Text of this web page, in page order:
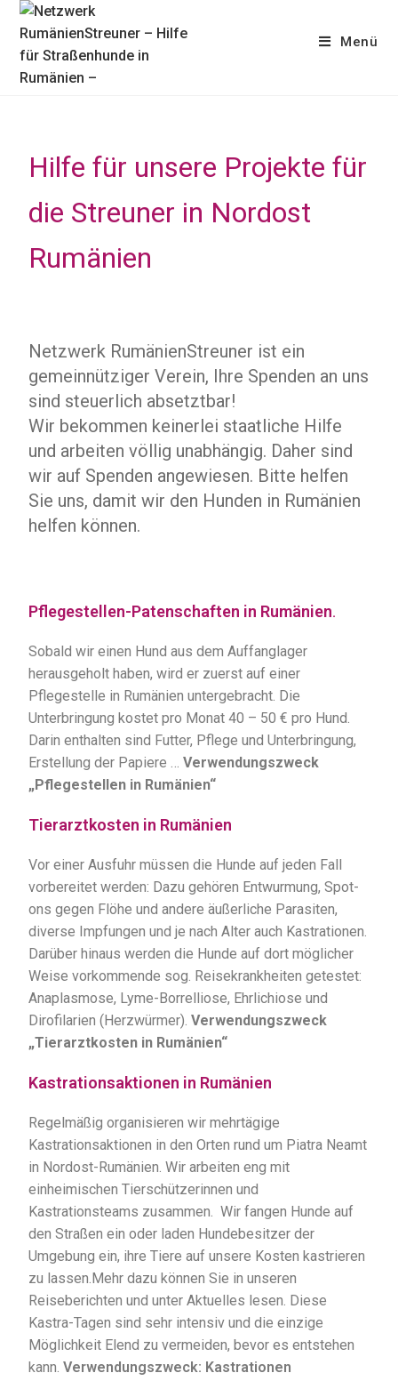
Menü
Hilfe für unsere Projekte für
die Streuner in Nordost
Rumänien
Netzwerk RumänienStreuner ist ein
gemeinnütziger Verein, Ihre Spenden an uns
sind steuerlich absetztbar!
Wir bekommen keinerlei staatliche Hilfe
und arbeiten völlig unabhängig. Daher sind
wir auf Spenden angewiesen. Bitte helfen
Sie uns, damit wir den Hunden in Rumänien
helfen können.
Pflegestellen-Patenschaften in Rumänien.
Sobald wir einen Hund aus dem Auffanglager
herausgeholt haben, wird er zuerst auf einer
Pflegestelle in Rumänien untergebracht. Die
Unterbringung kostet pro Monat 40 – 50 € pro Hund.
Darin enthalten sind Futter, Pflege und Unterbringung,
Erstellung der Papiere …Verwendungszweck
„Pflegestellen in Rumänien“
Tierarztkosten in Rumänien
Vor einer Ausfuhr müssen die Hunde auf jeden Fall
vorbereitet werden: Dazu gehören Entwurmung, Spot-
ons gegen Flöhe und andere äußerliche Parasiten,
diverse Impfungen und je nach Alter auch Kastrationen.
Darüber hinaus werden die Hunde auf dort möglicher
Weise vorkommende sog. Reisekrankheiten getestet:
Anaplasmose, Lyme-Borrelliose, Ehrlichiose und
Dirofilarien (Herzwürmer).Verwendungszweck
„Tierarztkosten in Rumänien“
Kastrationsaktionen in Rumänien
Regelmäßig organisieren wir mehrtägige
Kastrationsaktionen in den Orten rund um Piatra Neamt
in Nordost-Rumänien. Wir arbeiten eng mit
einheimischen Tierschützerinnen und
Kastrationsteams zusammen. Wir fangen Hunde auf
den Straßen ein oder laden Hundebesitzer der
Umgebung ein, ihre Tiere auf unsere Kosten kastrieren
zu lassen.Mehr dazu können Sie in unseren
Reiseberichten und unter Aktuelles lesen. Diese
Kastra-Tagen sind sehr intensiv und die einzige
Möglichkeit Elend zu vermeiden, bevor es entstehen
kann.Verwendungszweck: Kastrationen